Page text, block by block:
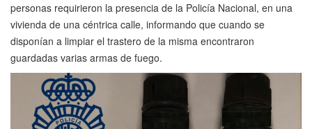
personas requirieron la presencia de la Policía Nacional, en una
vivienda de una céntrica calle, informando que cuando se
disponían a limpiar el trastero de la misma encontraron
guardadas varias armas de fuego.